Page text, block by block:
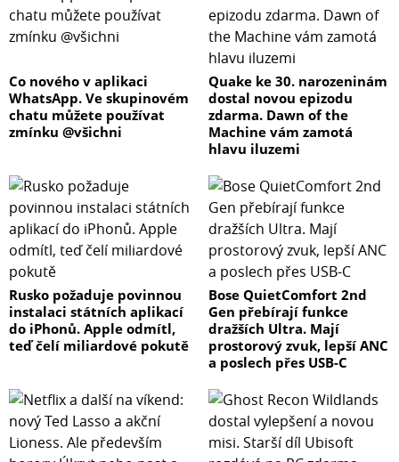
Co nového v aplikaci
WhatsApp. Ve skupinovém
chatu můžete používat
zmínku @všichni
Quake ke 30. narozeninám
dostal novou epizodu
zdarma. Dawn of the
Machine vám zamotá
hlavu iluzemi
Rusko požaduje povinnou
instalaci státních aplikací
do iPhonů. Apple odmítl,
teď čelí miliardové pokutě
Bose QuietComfort 2nd
Gen přebírají funkce
dražších Ultra. Mají
prostorový zvuk, lepší ANC
a poslech přes USB-C